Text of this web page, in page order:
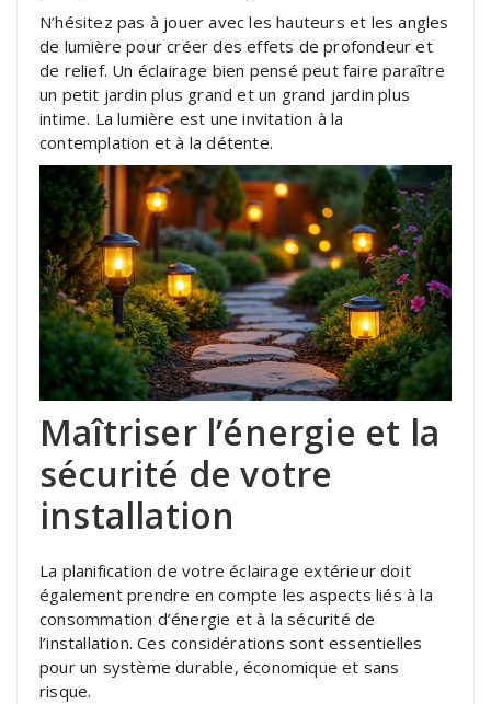
N’hésitez pas à jouer avec les hauteurs et les angles
de lumière pour créer des effets de profondeur et
de relief. Un éclairage bien pensé peut faire paraître
un petit jardin plus grand et un grand jardin plus
intime. La lumière est une invitation à la
contemplation et à la détente.
Maîtriser l’énergie et la
sécurité de votre
installation
La planification de votre éclairage extérieur doit
également prendre en compte les aspects liés à la
consommation d’énergie et à la sécurité de
l’installation. Ces considérations sont essentielles
pour un système durable, économique et sans
risque.